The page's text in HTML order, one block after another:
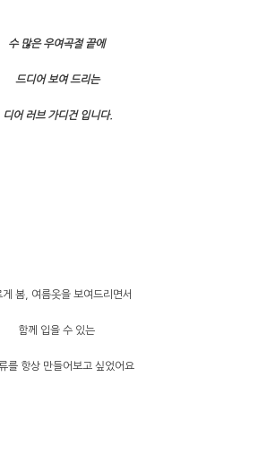
수 많은 우여곡절 끝에
드디어 보여 드리는
디어 러브 가디건 입니다.
게 봄, 여름옷을 보여드리면서
함께 입을 수 있는
를 항상 만들어보고 싶었어요